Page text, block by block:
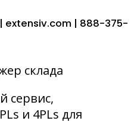
| extensiv.com | 888-375-
склада
сервис,
и 4PLs для